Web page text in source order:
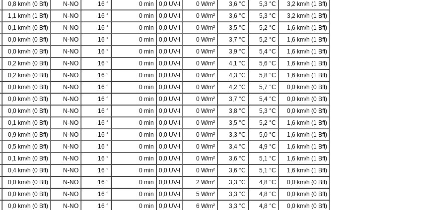
0,8 km/h (0 Bft) N-NO 16 ° 0 min 0,0 UV-I 0 W/m² 3,6 °C 5,3 °C
3,2 km/h (1 Bft)
1,1 km/h (1 Bft) N-NO 16 ° 0 min 0,0 UV-I 0 W/m² 3,6 °C 5,3 °C
3,2 km/h (1 Bft)
0,1 km/h (0 Bft) N-NO 16 ° 0 min 0,0 UV-I 0 W/m² 3,5 °C 5,2 °C
1,6 km/h (1 Bft)
0,0 km/h (0 Bft) N-NO 16 ° 0 min 0,0 UV-I 0 W/m² 3,7 °C 5,2 °C
1,6 km/h (1 Bft)
0,0 km/h (0 Bft) N-NO 16 ° 0 min 0,0 UV-I 0 W/m² 3,9 °C 5,4 °C
1,6 km/h (1 Bft)
0,2 km/h (0 Bft) N-NO 16 ° 0 min 0,0 UV-I 0 W/m² 4,1 °C 5,6 °C
1,6 km/h (1 Bft)
0,2 km/h (0 Bft) N-NO 16 ° 0 min 0,0 UV-I 0 W/m² 4,3 °C 5,8 °C
1,6 km/h (1 Bft)
0,0 km/h (0 Bft) N-NO 16 ° 0 min 0,0 UV-I 0 W/m² 4,2 °C 5,7 °C
0,0 km/h (0 Bft)
0,0 km/h (0 Bft) N-NO 16 ° 0 min 0,0 UV-I 0 W/m² 3,7 °C 5,4 °C
0,0 km/h (0 Bft)
0,0 km/h (0 Bft) N-NO 16 ° 0 min 0,0 UV-I 0 W/m² 3,8 °C 5,3 °C
0,0 km/h (0 Bft)
0,1 km/h (0 Bft) N-NO 16 ° 0 min 0,0 UV-I 0 W/m² 3,5 °C 5,2 °C
1,6 km/h (1 Bft)
0,9 km/h (0 Bft) N-NO 16 ° 0 min 0,0 UV-I 0 W/m² 3,3 °C 5,0 °C
1,6 km/h (1 Bft)
0,5 km/h (0 Bft) N-NO 16 ° 0 min 0,0 UV-I 0 W/m² 3,4 °C 4,9 °C
1,6 km/h (1 Bft)
0,1 km/h (0 Bft) N-NO 16 ° 0 min 0,0 UV-I 0 W/m² 3,6 °C 5,1 °C
1,6 km/h (1 Bft)
0,4 km/h (0 Bft) N-NO 16 ° 0 min 0,0 UV-I 0 W/m² 3,6 °C 5,1 °C
1,6 km/h (1 Bft)
0,0 km/h (0 Bft) N-NO 16 ° 0 min 0,0 UV-I 2 W/m² 3,3 °C 4,8 °C
0,0 km/h (0 Bft)
0,0 km/h (0 Bft) N-NO 16 ° 0 min 0,0 UV-I 5 W/m² 3,3 °C 4,8 °C
0,0 km/h (0 Bft)
0,0 km/h (0 Bft) N-NO 16 ° 0 min 0,0 UV-I 6 W/m² 3,3 °C 4,8 °C
0,0 km/h (0 Bft)